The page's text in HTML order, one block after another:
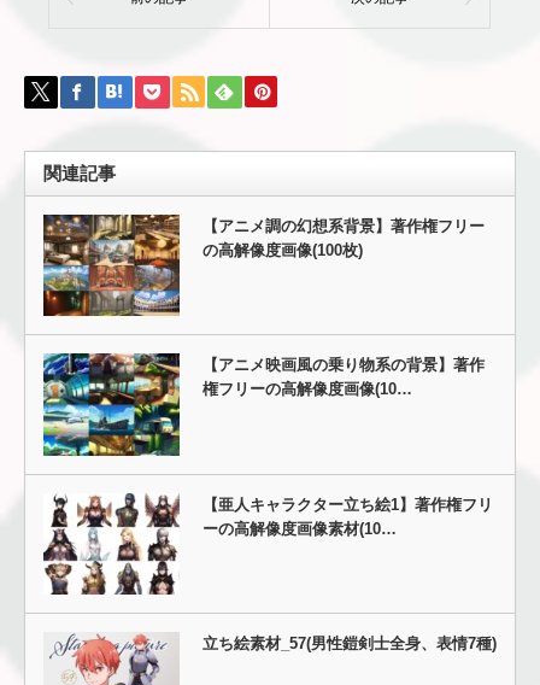
関連記事
【アニメ調の幻想系背景】著作権フリー
の高解像度画像(100枚)
【アニメ映画風の乗り物系の背景】著作
権フリーの高解像度画像(10…
【亜人キャラクター立ち絵1】著作権フリ
ーの高解像度画像素材(10…
立ち絵素材_57(男性鎧剣士全身、表情7種)